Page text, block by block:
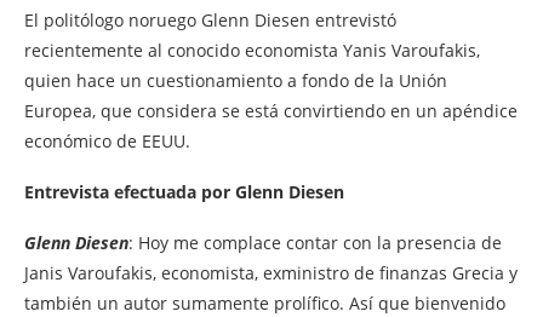
El politólogo noruego Glenn Diesen entrevistó
recientemente al conocido economista Yanis Varoufakis,
quien hace un cuestionamiento a fondo de la Unión
Europea, que considera se está convirtiendo en un apéndice
económico de EEUU.
Entrevista efectuada por Glenn Diesen
Glenn Diesen: Hoy me complace contar con la presencia de
Janis Varoufakis, economista, exministro de finanzas Grecia y
también un autor sumamente prolífico. Así que bienvenido